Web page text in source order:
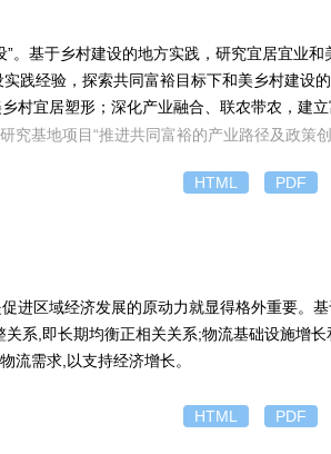
。基于乡村建设的地方实践，研究宜居宜业和
践经验，探索共同富裕目标下和美乡村建设的
宜居塑形；深化产业融合、联农带农，建立
基地项目“推进共同富裕的产业路径及政策创
HTML PDF
进区域经济发展的原动力就显得格外重要。
系,即长期均衡正相关关系;物流基础设施增长
流需求,以支持经济增长。
HTML PDF